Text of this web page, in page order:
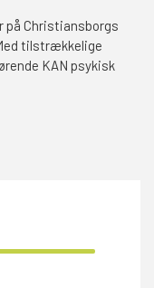
på Christiansborgs
tilstrækkelige
KAN psykisk